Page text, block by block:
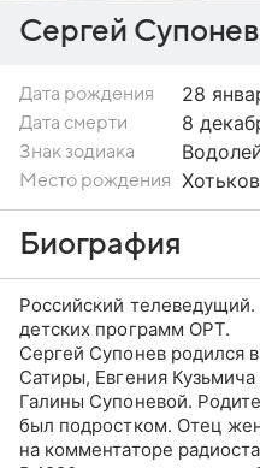
Сергей Супонев
Дата рождения 28
Дата смерти 8
Знак зодиака
Место рождения
Биография
Российский
детских программ ОРТ.
Сергей Супонев родился
Сатиры, Евгения
Галины Супоневой.
был подростком. Отец
на комментаторе